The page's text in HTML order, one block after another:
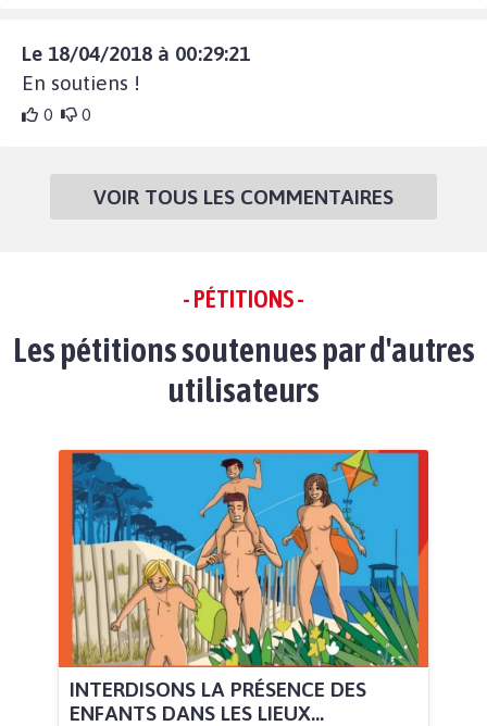
Le 18/04/2018 à 00:29:21
En soutiens !
0 0
VOIR TOUS LES COMMENTAIRES
- PÉTITIONS -
Les pétitions soutenues par d'autres
utilisateurs
INTERDISONS LA PRÉSENCE DES
ENFANTS DANS LES LIEUX...